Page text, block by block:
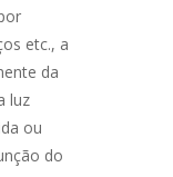
etc., a
da
luz
ou
do